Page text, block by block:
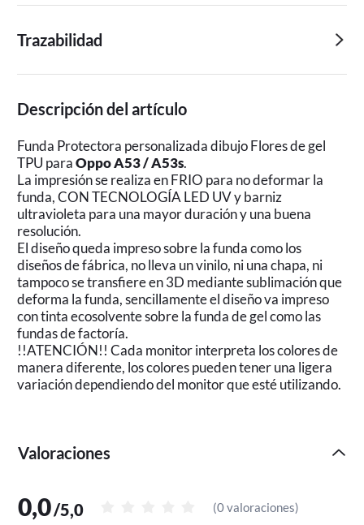
Trazabilidad
Descripción del artículo
Funda Protectora personalizada dibujo Flores de gel
TPU paraOppo A53 / A53s.
La impresión se realiza en FRIO para no deformar la
funda, CON TECNOLOGÍA LED UV y barniz
ultravioleta para una mayor duración y una buena
resolución.
El diseño queda impreso sobre la funda como los
diseños de fábrica, no lleva un vinilo, ni una chapa, ni
tampoco se transfiere en 3D mediante sublimación que
deforma la funda, sencillamente el diseño va impreso
con tinta ecosolvente sobre la funda de gel como las
fundas de factoría.
!!ATENCIÓN!! Cada monitor interpreta los colores de
manera diferente, los colores pueden tener una ligera
variación dependiendo del monitor que esté utilizando.
Valoraciones
0,0/5,0 (0 valoraciones)